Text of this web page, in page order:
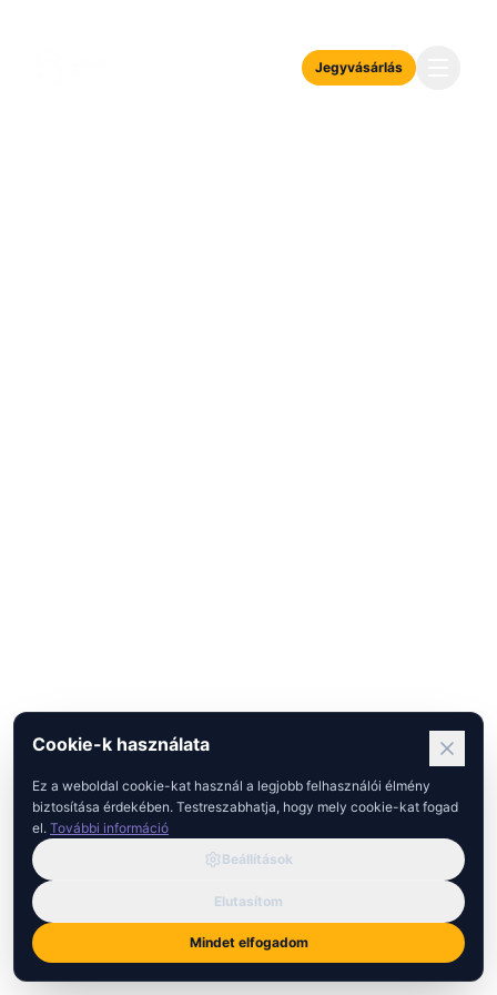
Jegyvásárlás
Cookie-k használata
Ez a weboldal cookie-kat használ a legjobb felhasználói élmény
biztosítása érdekében. Testreszabhatja, hogy mely cookie-kat fogad
el. További információ
Beállítások
Elutasítom
Mindet elfogadom